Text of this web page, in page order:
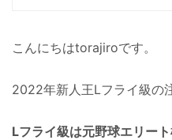
こんにちはtorajiroです。
2022年新人王Lフライ級の
Lフライ級は元野球エリー